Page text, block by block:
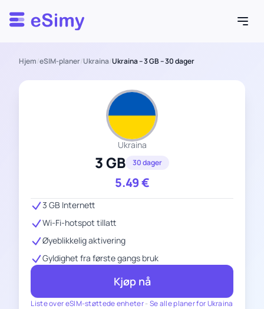
Esimy
Hjem/eSIM-planer/Ukraina/Ukraina – 3 GB – 30 dager
Ukraina
3 GB 30 dager
5.49€
Liste over eSIM-støttede enheter- Se alle planer for Ukraina
3 GB Internett
Wi-Fi-hotspot tillatt
Øyeblikkelig aktivering
Gyldighet fra første gangs bruk
Kjøp nå